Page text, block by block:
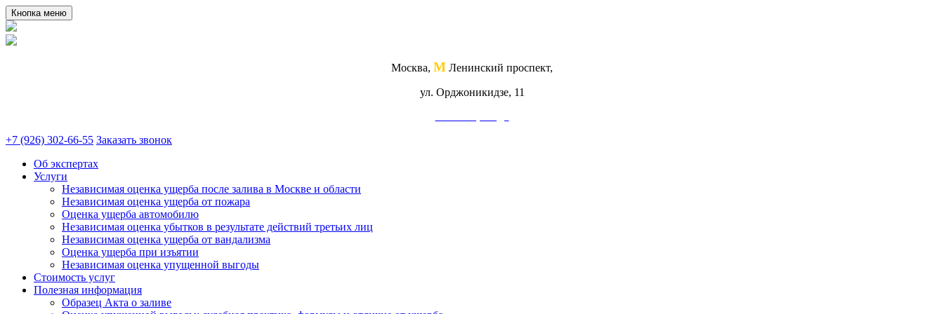
Кнопка меню
Москва, М Ленинский проспект,
ул. Орджоникидзе, 11
+7 (926) 302-66-55 Заказать звонок
Об экспертах
Услуги
Независимая оценка ущерба после залива в Москве и области
Независимая оценка ущерба от пожара
Оценка ущерба автомобилю
Независимая оценка убытков в результате действий третьих лиц
Независимая оценка ущерба от вандализма
Оценка ущерба при изъятии
Независимая оценка упущенной выгоды
Стоимость услуг
Полезная информация
Образец Акта о заливе